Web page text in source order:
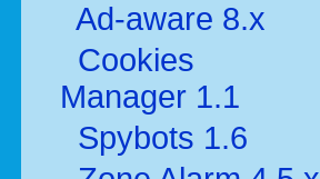
Ad-aware 8.x
Cookies
Manager 1.1
Spybots 1.6